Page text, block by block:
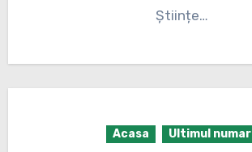
Științe…
Acasa Ultimul numar